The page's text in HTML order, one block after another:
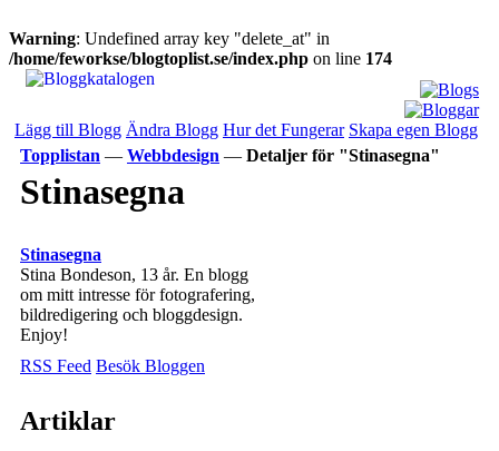
Warning: Undefined array key "delete_at" in
/home/feworkse/blogtoplist.se/index.php on line 174
Lägg till Blogg Ändra Blogg Hur det Fungerar Skapa egen Blogg
Topplistan — Webbdesign — Detaljer för "Stinasegna"
Stinasegna
Stinasegna
Stina Bondeson, 13 år. En blogg
om mitt intresse för fotografering,
bildredigering och bloggdesign.
Enjoy!
RSS Feed Besök Bloggen
Artiklar